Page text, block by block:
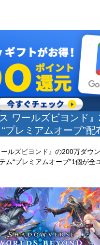
ワールズビヨンド
プレミアムオーブ”配
ルズビヨンド』の200万ダウ
ム“プレミアムオーブ”1個が全